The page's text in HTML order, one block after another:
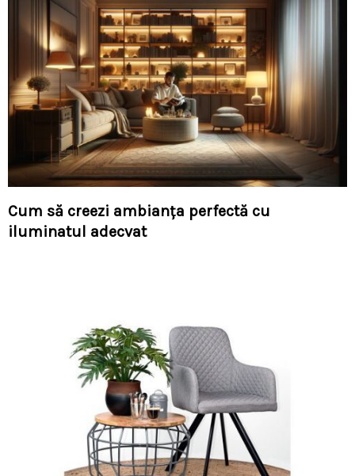
Cum să creezi ambianța perfectă cu
iluminatul adecvat